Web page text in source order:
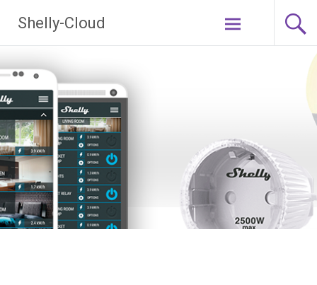
naar
de
Shelly-Cloud